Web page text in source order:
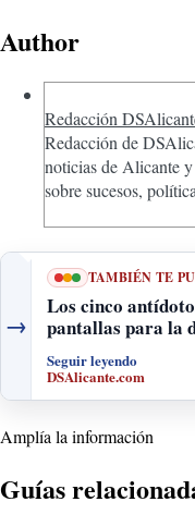
Author
Redacción
Redacción de
noticias de Alicante
sobre sucesos,
→
TAMBIÉN TE
Los cinco
pantallas para la
Seguir leyendo
DSAlicante.com
Amplía la información
Guías